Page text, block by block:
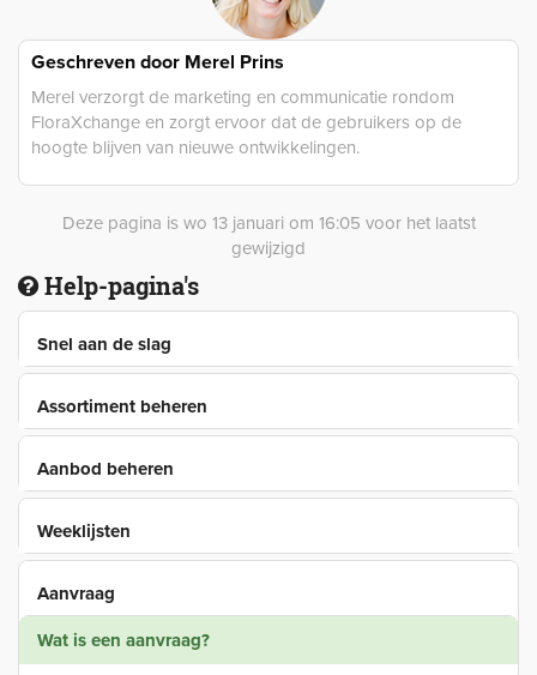
Geschreven door Merel Prins
Merel verzorgt de marketing en communicatie rondom
FloraXchange en zorgt ervoor dat de gebruikers op de
hoogte blijven van nieuwe ontwikkelingen.
Deze pagina is wo 13 januari om 16:05 voor het laatst
gewijzigd
Help-pagina's
Snel aan de slag
Assortiment beheren
Aanbod beheren
Weeklijsten
Aanvraag
Wat is een aanvraag?